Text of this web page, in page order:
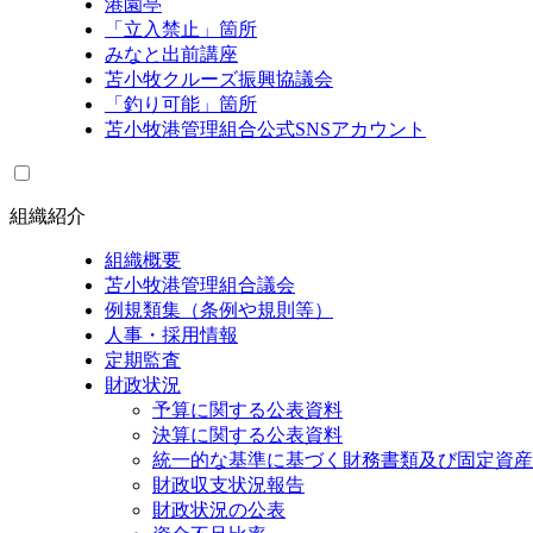
港園亭
「立入禁止」箇所
みなと出前講座
苫小牧クルーズ振興協議会
「釣り可能」箇所
苫小牧港管理組合公式SNSアカウント
組織紹介
組織概要
苫小牧港管理組合議会
例規類集（条例や規則等）
人事・採用情報
定期監査
財政状況
予算に関する公表資料
決算に関する公表資料
統一的な基準に基づく財務書類及び固定資
財政収支状況報告
財政状況の公表